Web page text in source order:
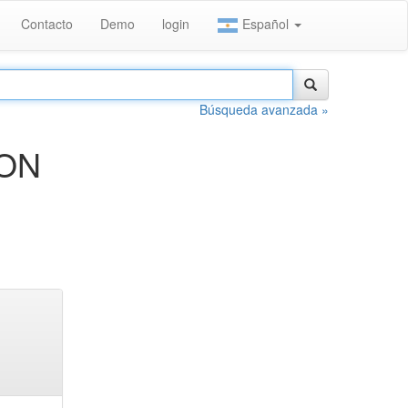
Contacto Demo login Español
Búsqueda avanzada »